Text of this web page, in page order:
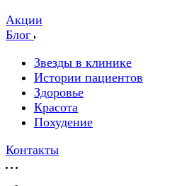
Акции
Блог
Звезды в клинике
Истории пациентов
Здоровье
Красота
Похудение
Контакты